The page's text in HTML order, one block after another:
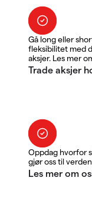
Gå long eller
fleksibilitet med
aksjer. Les mer
Oppdag hvorfor
gjør oss til